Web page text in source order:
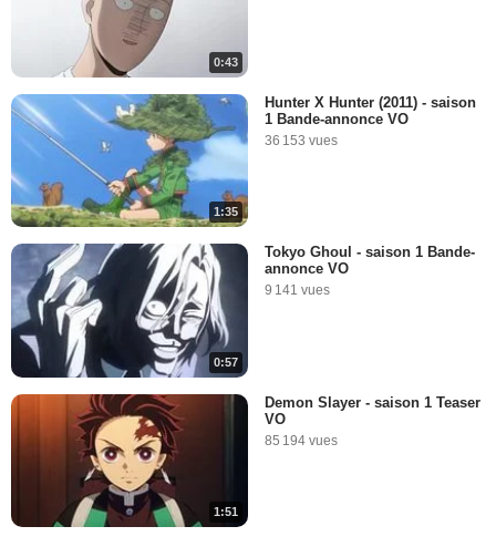
0:43
1:35
Hunter X Hunter (2011) - saison
1 Bande-annonce VO
36 153 vues
0:57
Tokyo Ghoul - saison 1 Bande-
annonce VO
9 141 vues
1:51
Demon Slayer - saison 1 Teaser
VO
85 194 vues